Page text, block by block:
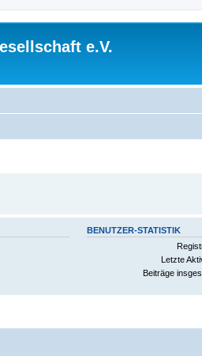
e.V.
BENUTZER-STATISTIK
Letzte
Beiträge